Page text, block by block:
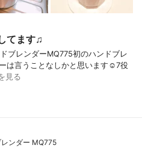
てます♫
ブレンダーMQ775初のハンドブレ
は言うことなしかと思います☺️7役
見る
ンダー MQ775